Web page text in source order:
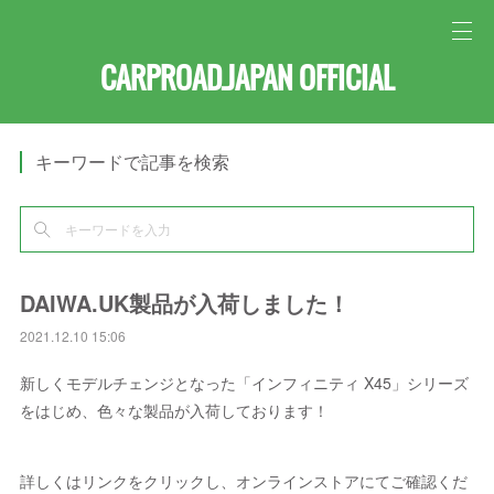
CARPROAD.JAPAN OFFICIAL
キーワードで記事を検索
DAIWA.UK製品が入荷しました！
2021.12.10 15:06
新しくモデルチェンジとなった「インフィニティ X45」シリーズ
をはじめ、色々な製品が入荷しております！
詳しくはリンクをクリックし、オンラインストアにてご確認くだ